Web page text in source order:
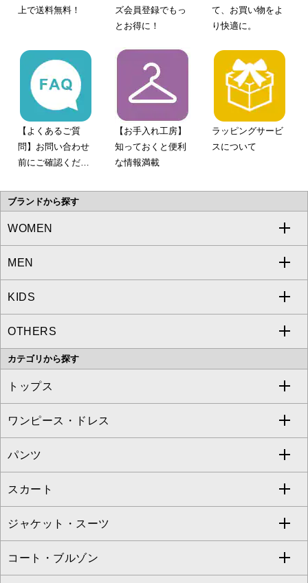
上で送料無料！
ズ会員登録でもっ
とお得に！
て、お買い物をよ
り快適に。
【よくあるご質
問】お問い合わせ
前にご確認くださ
【お手入れ工房】
知っておくと便利
な情報満載
ラッピングサービ
スについて
ブランドから探す
WOMEN
a.v.v
MICHEL KLEIN
MK MICHEL KLEIN
OFUON le MK
MEN
a.v.v
MICHEL KLEIN HOMME
MK MICHEL KLEIN HOMME
KIDS
a.v.v
OTHERS
MK MICHEL KLEIN BAG
カテゴリから探す
トップス
すべてのトップス
カットソー・Tシャツ
ブラウス・シャツ
ニット・セーター
カーディガン
ワンピース・ドレス
すべてのワンピース・ドレス
ワンピース
ドレス
チュニック
パンツ
すべてのパンツ
フルレングスパンツ
クロップド・半端丈パンツ
スカート
すべてのスカート
ロング・マキシ丈スカート
ジャケット・スーツ
すべてのジャケット・スーツ
コート・ブルゾン